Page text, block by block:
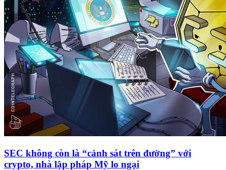
SEC không còn là “cảnh sát trên đường” với
crypto, nhà lập pháp Mỹ lo ngại